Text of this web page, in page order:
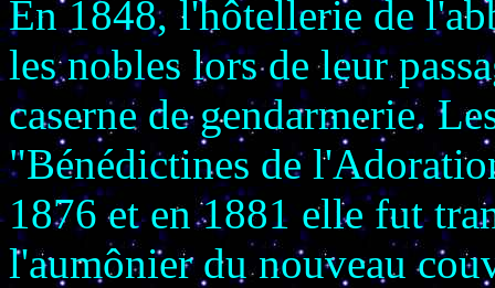
En 1848, l'hôtellerie de
les nobles lors de leur
caserne de gendarmerie.
"Bénédictines de
1876 et en 1881 elle fut
l'aumônier du nouveau